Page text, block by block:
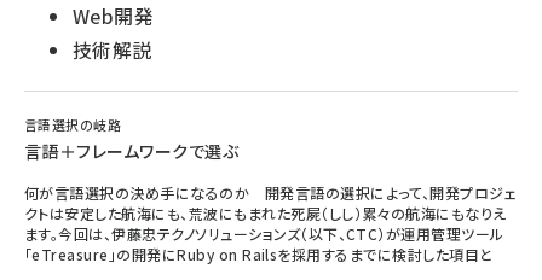
Web開発
技術解説
言語選択の岐路
言語＋フレームワークで選ぶ
何が言語選択の決め手になるのか 開発言語の選択によって、開発プロジェ
クトは安定した航海にも、荒波にもまれた死屍（しし）累々の航海にもなりえ
ます。今回は、伊藤忠テクノソリューションズ（以下、CTC）が運用管理ツール
「eTreasure」の開発にRuby on Railsを採用するまでに検討した項目と